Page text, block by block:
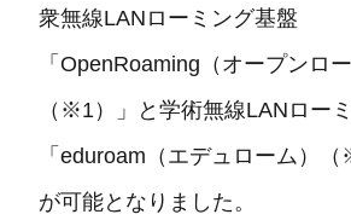
衆無線LANローミング基盤
「OpenRoaming（オープンロ
（※1）」と学術無線LANロー
「eduroam（エデュローム）
が可能となりました。